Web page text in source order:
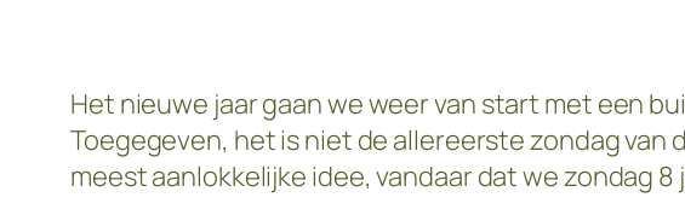
Het nieuwe jaar gaan we weer van start met een
Toegegeven, het is niet de allereerste zondag van
meest aanlokkelijke idee, vandaar dat we zondag